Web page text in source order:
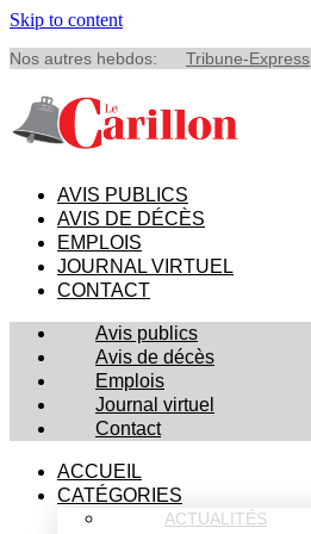
Skip to content
Nos autres hebdos: Tribune-Express
AVIS PUBLICS
AVIS DE DÉCÈS
EMPLOIS
JOURNAL VIRTUEL
CONTACT
Avis publics
Avis de décès
Emplois
Journal virtuel
Contact
ACCUEIL
CATÉGORIES
ACTUALITÉS